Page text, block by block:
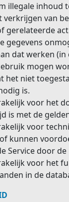
illegale inhoud
verkrijgen van
gerelateerde
gegevens
dat werken
mogen
het niet
is.
voor het
is met de
voor
kunnen
Service door
voor het
in de